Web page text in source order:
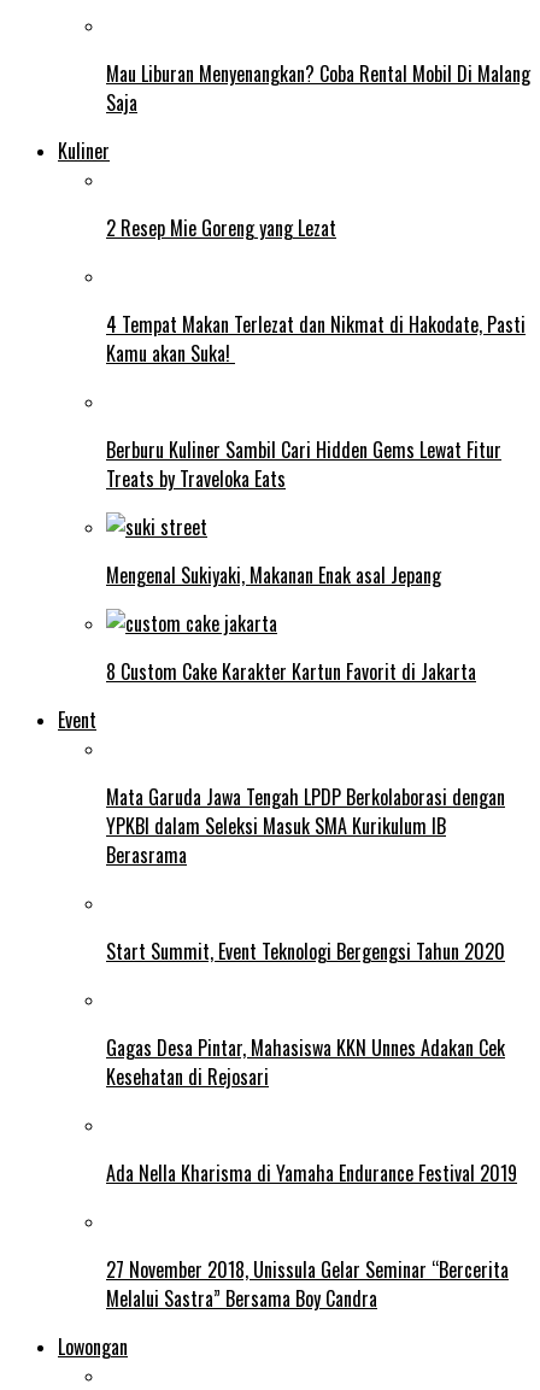
Mau Liburan Menyenangkan? Coba Rental Mobil Di Malang
Saja
Kuliner
2 Resep Mie Goreng yang Lezat
4 Tempat Makan Terlezat dan Nikmat di Hakodate, Pasti
Kamu akan Suka!
Berburu Kuliner Sambil Cari Hidden Gems Lewat Fitur
Treats by Traveloka Eats
Mengenal Sukiyaki, Makanan Enak asal Jepang
8 Custom Cake Karakter Kartun Favorit di Jakarta
Event
Mata Garuda Jawa Tengah LPDP Berkolaborasi dengan
YPKBI dalam Seleksi Masuk SMA Kurikulum IB
Berasrama
Start Summit, Event Teknologi Bergengsi Tahun 2020
Gagas Desa Pintar, Mahasiswa KKN Unnes Adakan Cek
Kesehatan di Rejosari
Ada Nella Kharisma di Yamaha Endurance Festival 2019
27 November 2018, Unissula Gelar Seminar “Bercerita
Melalui Sastra” Bersama Boy Candra
Lowongan